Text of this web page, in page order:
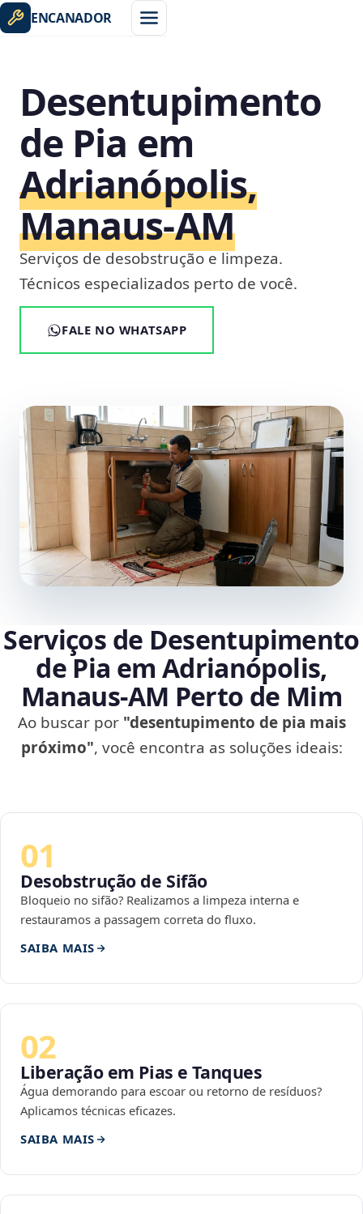
ENCANADOR
Desentupimento
de Pia em
Adrianópolis,
Manaus‑AM
Serviços de desobstrução e limpeza.
Técnicos especializados perto de você.
FALE NO WHATSAPP
Serviços de Desentupimento
de Pia em Adrianópolis,
Manaus‑AM Perto de Mim
Ao buscar por "desentupimento de pia mais
próximo", você encontra as soluções ideais:
01
Desobstrução de Sifão
Bloqueio no sifão? Realizamos a limpeza interna e
restauramos a passagem correta do fluxo.
SAIBA MAIS
02
Liberação em Pias e Tanques
Água demorando para escoar ou retorno de resíduos?
Aplicamos técnicas eficazes.
SAIBA MAIS